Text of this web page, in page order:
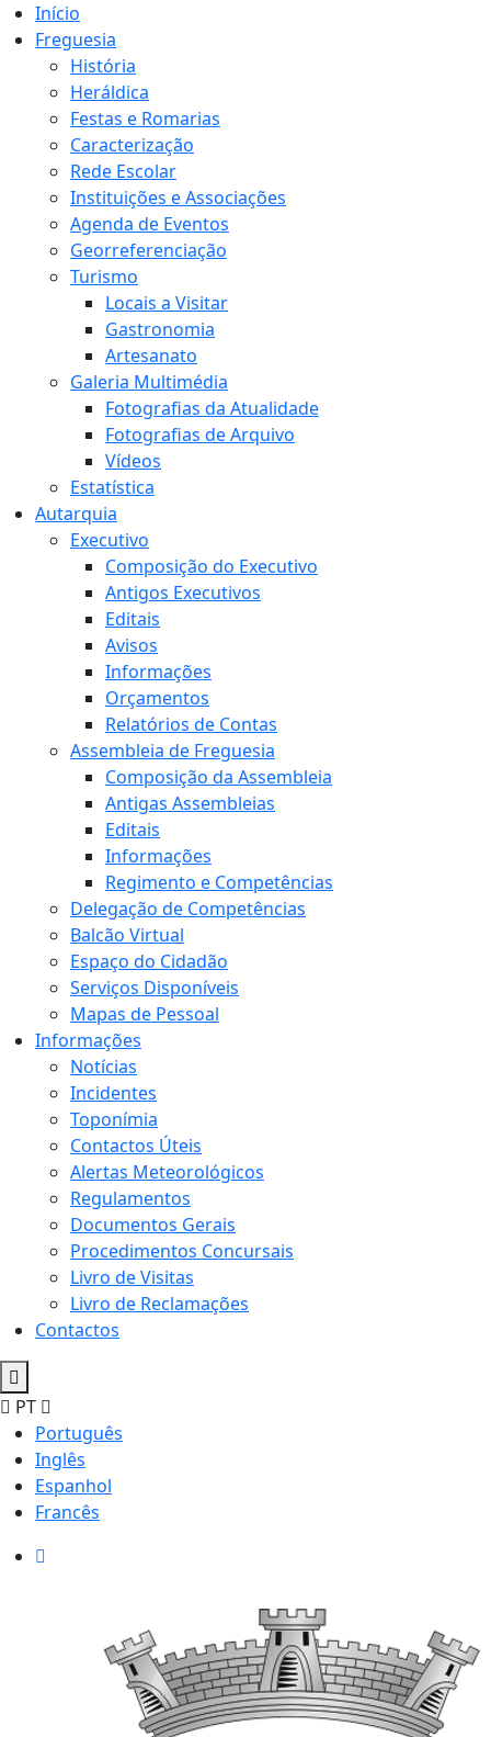
Início
Freguesia
História
Heráldica
Festas e Romarias
Caracterização
Rede Escolar
Instituições e Associações
Agenda de Eventos
Georreferenciação
Turismo
Locais a Visitar
Gastronomia
Artesanato
Galeria Multimédia
Fotografias da Atualidade
Fotografias de Arquivo
Vídeos
Estatística
Autarquia
Executivo
Composição do Executivo
Antigos Executivos
Editais
Avisos
Informações
Orçamentos
Relatórios de Contas
Assembleia de Freguesia
Composição da Assembleia
Antigas Assembleias
Editais
Informações
Regimento e Competências
Delegação de Competências
Balcão Virtual
Espaço do Cidadão
Serviços Disponíveis
Mapas de Pessoal
Informações
Notícias
Incidentes
Toponímia
Contactos Úteis
Alertas Meteorológicos
Regulamentos
Documentos Gerais
Procedimentos Concursais
Livro de Visitas
Livro de Reclamações
Contactos
PT
Português
Inglês
Espanhol
Francês